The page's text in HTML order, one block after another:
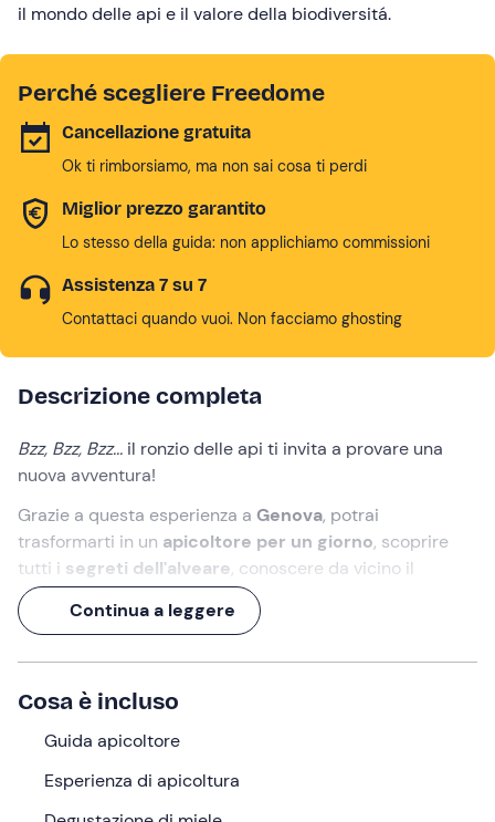
il mondo delle api e il valore della biodiversitá.
Perché scegliere Freedome
Cancellazione gratuita
Ok ti rimborsiamo, ma non sai cosa ti perdi
Miglior prezzo garantito
Lo stesso della guida: non applichiamo commissioni
Assistenza 7 su 7
Contattaci quando vuoi. Non facciamo ghosting
Descrizione completa
Bzz, Bzz, Bzz... il ronzio delle api ti invita a provare una
nuova avventura!
Grazie a questa esperienza a Genova, potrai
trasformarti in un apicoltore per un giorno, scoprire
tutti i segreti dell'alveare, conoscere da vicino il
mondo delle apiedegustare il miele
Preparati a rendere gli impollinatori i tuoi insetti
preferiti!
Cosa faremo
L'appuntamento è10 minuti prima
selezionato nel punto di ritrovo a
Ad attenderci ci sarà la
Continua a leggere
Cosa è incluso
Guida apicoltore
Esperienza di apicoltura